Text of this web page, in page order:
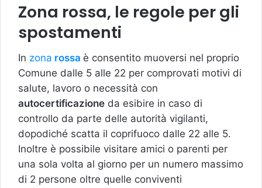
Zona rossa, le regole per gli
spostamenti
In zona rossa è consentito muoversi nel proprio
Comune dalle 5 alle 22 per comprovati motivi di
salute, lavoro o necessità con
autocertificazione da esibire in caso di
controllo da parte delle autorità vigilanti,
dopodiché scatta il coprifuoco dalle 22 alle 5.
Inoltre è possibile visitare amici o parenti per
una sola volta al giorno per un numero massimo
di 2 persone oltre quelle conviventi